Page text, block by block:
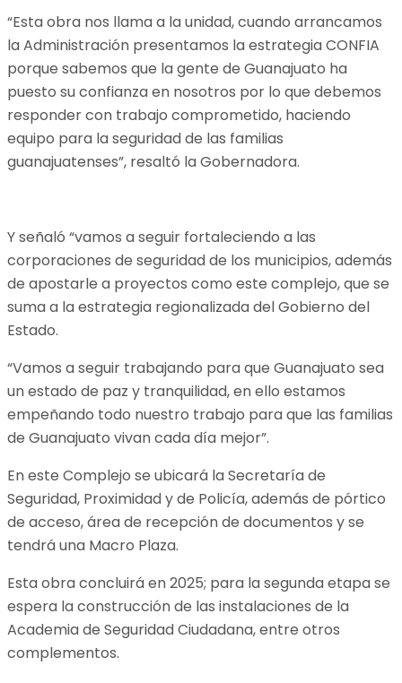
“Esta obra nos llama a la unidad, cuando arrancamos
la Administración presentamos la estrategia CONFIA
porque sabemos que la gente de Guanajuato ha
puesto su confianza en nosotros por lo que debemos
responder con trabajo comprometido, haciendo
equipo para la seguridad de las familias
guanajuatenses”, resaltó la Gobernadora.
Y señaló “vamos a seguir fortaleciendo a las
corporaciones de seguridad de los municipios, además
de apostarle a proyectos como este complejo, que se
suma a la estrategia regionalizada del Gobierno del
Estado.
“Vamos a seguir trabajando para que Guanajuato sea
un estado de paz y tranquilidad, en ello estamos
empeñando todo nuestro trabajo para que las familias
de Guanajuato vivan cada día mejor”.
En este Complejo se ubicará la Secretaría de
Seguridad, Proximidad y de Policía, además de pórtico
de acceso, área de recepción de documentos y se
tendrá una Macro Plaza.
Esta obra concluirá en 2025; para la segunda etapa se
espera la construcción de las instalaciones de la
Academia de Seguridad Ciudadana, entre otros
complementos.